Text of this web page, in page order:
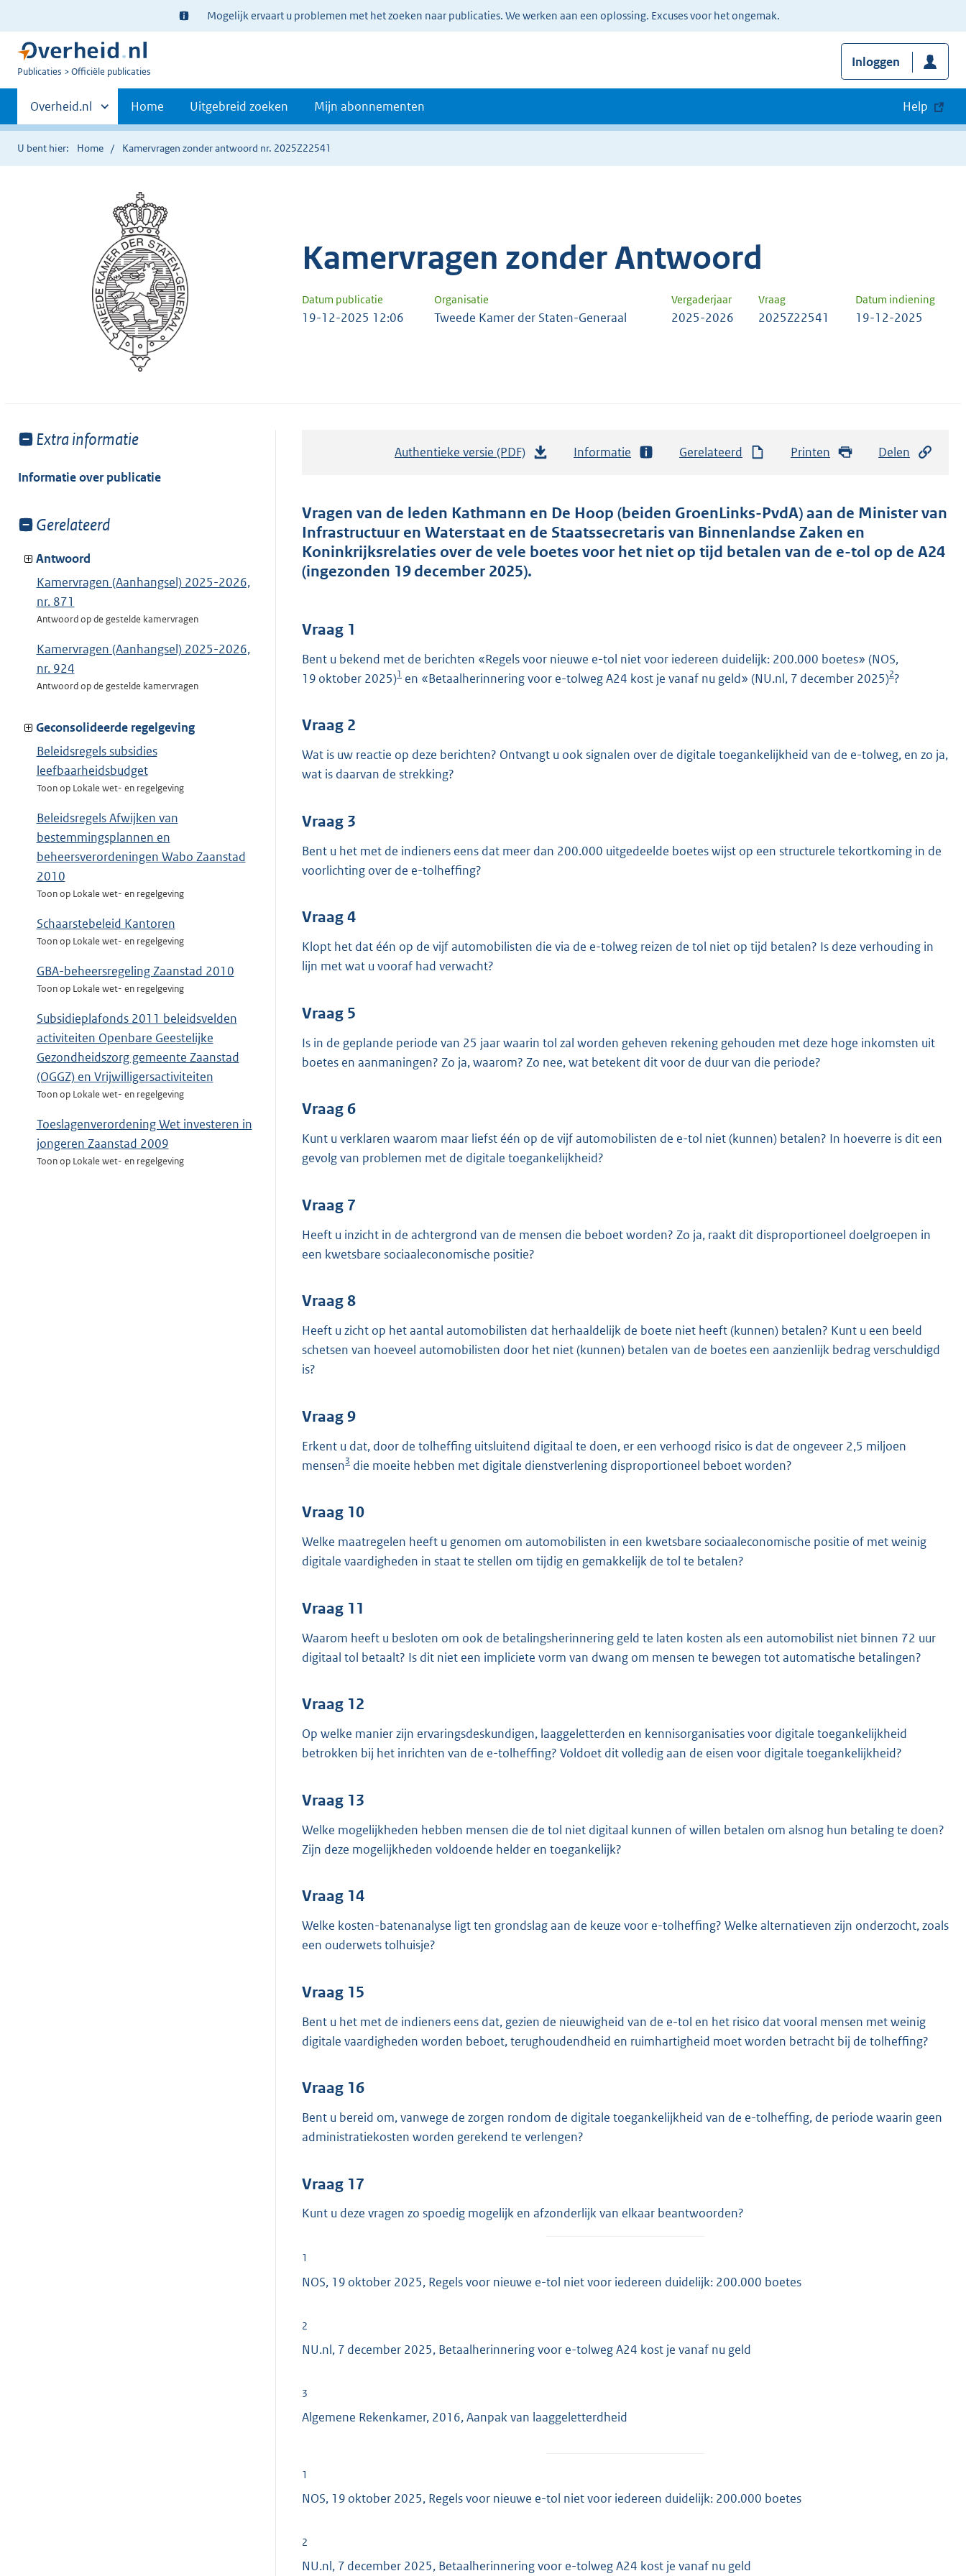
Ter
informatie:
Mogelijk ervaart u problemen met het zoeken naar publicaties. We werken aan een oplossing. Excuses voor het ongemak.
U
Publicaties Officiële publicaties
Inloggen
Primaire
navigatie
Andere
sites
binnen
Overheid.nl Home Uitgebreid zoeken Mijn abonnementen Help
U bent hier: Home Kamervragen zonder antwoord nr. 2025Z22541
Kamervragen zonder Antwoord
Datum publicatie Organisatie Vergaderjaar Vraag Datum indiening
19-12-2025 12:06 Tweede Kamer der Staten-Generaal 2025-2026 2025Z22541 19-12-2025
Toon
van:
Extra informatie
Informatie over publicatie
Toon
van:
Gerelateerd
Antwoord
Kamervragen (Aanhangsel) 2025-2026,
nr. 871
Antwoord op de gestelde kamervragen
Kamervragen (Aanhangsel) 2025-2026,
nr. 924
Antwoord op de gestelde kamervragen
Geconsolideerde regelgeving
Beleidsregels subsidies
leefbaarheidsbudget
Toon op Lokale wet- en regelgeving
Beleidsregels Afwijken van
bestemmingsplannen en
beheersverordeningen Wabo Zaanstad
2010
Toon op Lokale wet- en regelgeving
Schaarstebeleid Kantoren
Toon op Lokale wet- en regelgeving
GBA-beheersregeling Zaanstad 2010
Toon op Lokale wet- en regelgeving
Subsidieplafonds 2011 beleidsvelden
activiteiten Openbare Geestelijke
Gezondheidszorg gemeente Zaanstad
(OGGZ) en Vrijwilligersactiviteiten
Toon op Lokale wet- en regelgeving
Toeslagenverordening Wet investeren in
jongeren Zaanstad 2009
Toon op Lokale wet- en regelgeving
Authentieke versie (PDF)
a
n
d
o
t
4
Informatie Gerelateerd Printen Delen
Vragen van de leden Kathmann en De Hoop (beiden GroenLinks-PvdA) aan de Minister van
Infrastructuur en Waterstaat en de Staatssecretaris van Binnenlandse Zaken en
Koninkrijksrelaties over de vele boetes voor het niet op tijd betalen van de e-tol op de A24
(ingezonden 19 december 2025).
Vraag 1
Bent u bekend met de berichten «Regels voor nieuwe e-tol niet voor iedereen duidelijk: 200.000 boetes» (NOS,
19 oktober 2025)1 en «Betaalherinnering voor e-tolweg A24 kost je vanaf nu geld» (NU.nl, 7 december 2025)2?
Vraag 2
Wat is uw reactie op deze berichten? Ontvangt u ook signalen over de digitale toegankelijkheid van de e-tolweg, en zo ja,
wat is daarvan de strekking?
Vraag 3
Bent u het met de indieners eens dat meer dan 200.000 uitgedeelde boetes wijst op een structurele tekortkoming in de
voorlichting over de e-tolheffing?
Vraag 4
Klopt het dat één op de vijf automobilisten die via de e-tolweg reizen de tol niet op tijd betalen? Is deze verhouding in
lijn met wat u vooraf had verwacht?
Vraag 5
Is in de geplande periode van 25 jaar waarin tol zal worden geheven rekening gehouden met deze hoge inkomsten uit
boetes en aanmaningen? Zo ja, waarom? Zo nee, wat betekent dit voor de duur van die periode?
Vraag 6
Kunt u verklaren waarom maar liefst één op de vijf automobilisten de e-tol niet (kunnen) betalen? In hoeverre is dit een
gevolg van problemen met de digitale toegankelijkheid?
Vraag 7
Heeft u inzicht in de achtergrond van de mensen die beboet worden? Zo ja, raakt dit disproportioneel doelgroepen in
een kwetsbare sociaaleconomische positie?
Vraag 8
Heeft u zicht op het aantal automobilisten dat herhaaldelijk de boete niet heeft (kunnen) betalen? Kunt u een beeld
schetsen van hoeveel automobilisten door het niet (kunnen) betalen van de boetes een aanzienlijk bedrag verschuldigd
is?
Vraag 9
Erkent u dat, door de tolheffing uitsluitend digitaal te doen, er een verhoogd risico is dat de ongeveer 2,5 miljoen
mensen3 die moeite hebben met digitale dienstverlening disproportioneel beboet worden?
Vraag 10
Welke maatregelen heeft u genomen om automobilisten in een kwetsbare sociaaleconomische positie of met weinig
digitale vaardigheden in staat te stellen om tijdig en gemakkelijk de tol te betalen?
Vraag 11
Waarom heeft u besloten om ook de betalingsherinnering geld te laten kosten als een automobilist niet binnen 72 uur
digitaal tol betaalt? Is dit niet een impliciete vorm van dwang om mensen te bewegen tot automatische betalingen?
Vraag 12
Op welke manier zijn ervaringsdeskundigen, laaggeletterden en kennisorganisaties voor digitale toegankelijkheid
betrokken bij het inrichten van de e-tolheffing? Voldoet dit volledig aan de eisen voor digitale toegankelijkheid?
Vraag 13
Welke mogelijkheden hebben mensen die de tol niet digitaal kunnen of willen betalen om alsnog hun betaling te doen?
Zijn deze mogelijkheden voldoende helder en toegankelijk?
Vraag 14
Welke kosten-batenanalyse ligt ten grondslag aan de keuze voor e-tolheffing? Welke alternatieven zijn onderzocht, zoals
een ouderwets tolhuisje?
Vraag 15
Bent u het met de indieners eens dat, gezien de nieuwigheid van de e-tol en het risico dat vooral mensen met weinig
digitale vaardigheden worden beboet, terughoudendheid en ruimhartigheid moet worden betracht bij de tolheffing?
Vraag 16
Bent u bereid om, vanwege de zorgen rondom de digitale toegankelijkheid van de e-tolheffing, de periode waarin geen
administratiekosten worden gerekend te verlengen?
Vraag 17
Kunt u deze vragen zo spoedig mogelijk en afzonderlijk van elkaar beantwoorden?
1
NOS, 19 oktober 2025, Regels voor nieuwe e-tol niet voor iedereen duidelijk: 200.000 boetes
2
NU.nl, 7 december 2025, Betaalherinnering voor e-tolweg A24 kost je vanaf nu geld
3
Algemene Rekenkamer, 2016, Aanpak van laaggeletterdheid
1
NOS, 19 oktober 2025, Regels voor nieuwe e-tol niet voor iedereen duidelijk: 200.000 boetes
2
NU.nl, 7 december 2025, Betaalherinnering voor e-tolweg A24 kost je vanaf nu geld